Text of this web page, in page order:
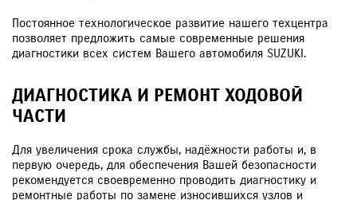
Постоянное технологическое развитие нашего техцентра
позволяет предложить самые современные решения
диагностики всех систем Вашего автомобиля SUZUKI.
ДИАГНОСТИКА И РЕМОНТ ХОДОВОЙ
ЧАСТИ
Для увеличения срока службы, надёжности работы и, в
первую очередь, для обеспечения Вашей безопасности
рекомендуется своевременно проводить диагностику и
ремонтные работы по замене износившихся узлов и